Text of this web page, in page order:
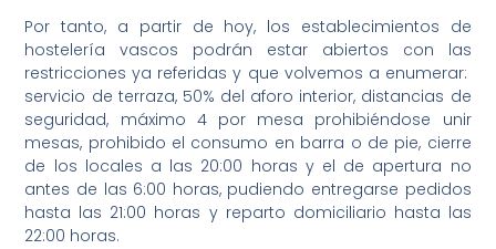
Por tanto, a partir de hoy, los establecimientos de
hostelería vascos podrán estar abiertos con las
restricciones ya referidas y que volvemos a enumerar:
servicio de terraza, 50% del aforo interior, distancias de
seguridad, máximo 4 por mesa prohibiéndose unir
mesas, prohibido el consumo en barra o de pie, cierre
de los locales a las 20:00 horas y el de apertura no
antes de las 6:00 horas, pudiendo entregarse pedidos
hasta las 21:00 horas y reparto domiciliario hasta las
22:00 horas.